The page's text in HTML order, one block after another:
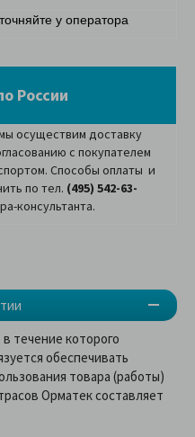
у оператора
России
осуществим доставку
с покупателем
Способы оплаты и
по тел. (495) 542-63-
консультанта.
течение которого
обеспечивать
товара (работы)
Орматек составляет